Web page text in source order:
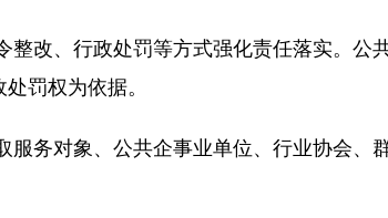
改、行政处罚等方式强化责任落实。公
罚权为依据。
务对象、公共企事业单位、行业协会、